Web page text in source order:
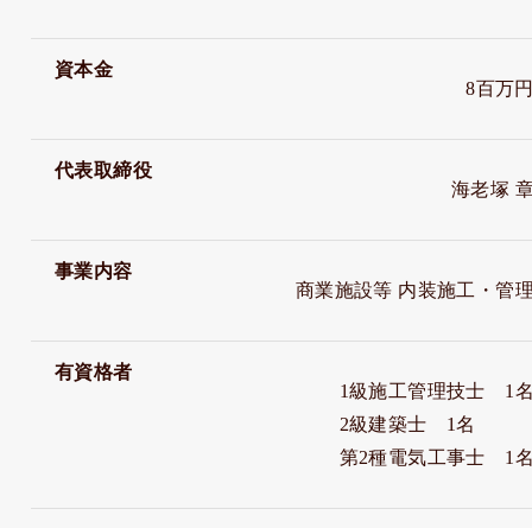
資本金
8百万
代表取締役
海老塚
事業内容
商業施設等 内装施工・管
有資格者
1級施工管理技士 1
2級建築士 1名
第2種電気工事士 1